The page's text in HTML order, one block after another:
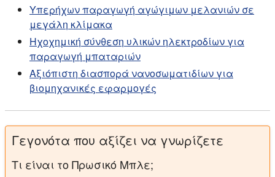
Υπερήχων παραγωγή αγώγιμων μελανιών σε
μεγάλη κλίμακα
Ηχοχημική σύνθεση υλικών ηλεκτροδίων για
παραγωγή μπαταριών
Αξιόπιστη διασπορά νανοσωματιδίων για
βιομηχανικές εφαρμογές
Γεγονότα που αξίζει να γνωρίζετε
Τι είναι το Πρωσικό Μπλε;